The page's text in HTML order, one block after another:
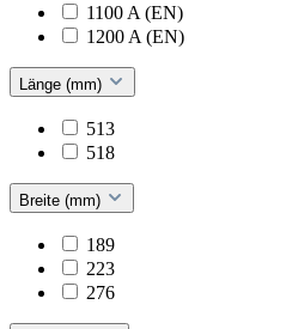
1100 A (EN)
1200 A (EN)
Länge (mm)
513
518
Breite (mm)
189
223
276